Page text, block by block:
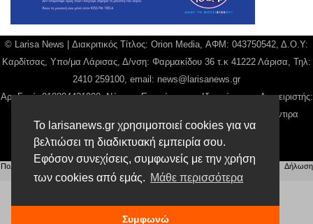
Το larisanews.gr χρησιμοποιεί cookies για να
βελτιώσει τη διαδικτυακή εμπειρία σου.
Εφόσον συνεχίσεις, συμφωνείς με την χρήση
των cookies από εμάς. Μάθε περισσότερα
Συμφωνώ
© Larisa News | Διακριτικός Τίτλος: Orion Media, ΑΦΜ: 043750542, Δ.Ο.Υ:
Καρδίτσας, Υπο/μα Λάρισας, Δ/νση: Φαρμακίδου 36 τ.κ 41222 Λάρισα, Τηλ:
2410 259100, email: news@larisanews.gr
Αρ. Γεμή: 018804431000, Νόμιμος Εκπρόσωπος, Ιδιοκτήτης και Διαχειριστής:
Παναγιώτης Φιλίππου, Διευθύντρια: Γιαννουσά Βασιλική, Διευθύντιρα
Σύνταξης: Μπαλαμπάνη Βασιλική.
Δικαιούχος domain name Παναγιώτης Φιλίππου
Πολιτική Απορρήτου Αίτηση Διαχείρισης Προσωπικών Δεδομένων |Όροι χρήσης
Δήλωση
Συμμόρφωσης